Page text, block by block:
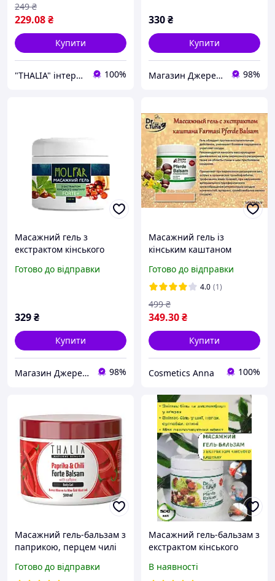
229.08₴
249 ₴
Купити
"THALIA" інтернет-магазин натуральної косметики 100%
330₴
Купити
Магазин Джерелія 98%
Масажний гель з
екстрактом кінського
Готово до відправки
329₴
Купити
Магазин Джерелія 98%
Масажний гель із
кінським каштаном
каштан масажний
Готово до відправки
4.0 (1)
349.30₴
499 ₴
Купити
Cosmetics Anna 100%
Масажний гель-бальзам з
паприкою, перцем чилі
мл
Готово до відправки
Масажний гель-бальзам з
екстрактом кінського
В наявності